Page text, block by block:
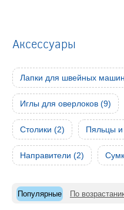
Аксессуары
Лапки для швейных
Иглы для оверлоков (9)
Столики (2) Пяльцы
Направители (2)
Популярные По